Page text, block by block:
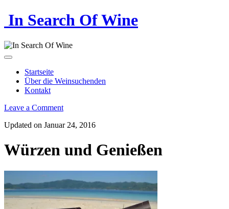
In Search Of Wine
Startseite
Über die Weinsuchenden
Kontakt
Leave a Comment
Updated on Januar 24, 2016
Würzen und Genießen